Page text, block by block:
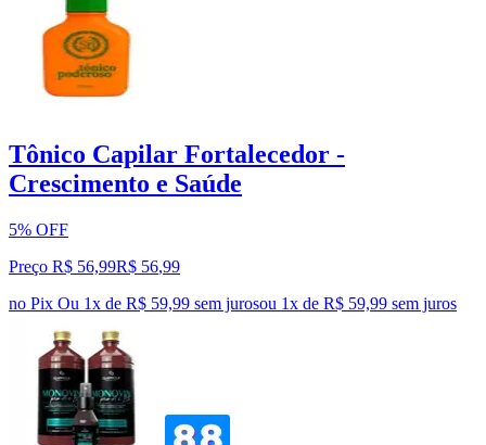
Tônico Capilar Fortalecedor -
Crescimento e Saúde
5% OFF
Preço R$ 56,99R$ 56,99
no Pix Ou 1x de R$ 59,99 sem jurosou 1x de R$ 59,99 sem juros